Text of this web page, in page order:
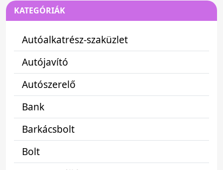
KATEGÓRIÁK
Autóalkatrész-szaküzlet
Autójavító
Autószerelő
Bank
Barkácsbolt
Bolt